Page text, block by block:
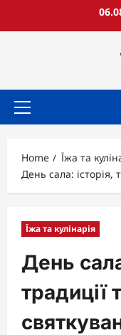
Primary
Home
Їжа та
День сала: історія,
Їжа та кулінарія
День
традиції